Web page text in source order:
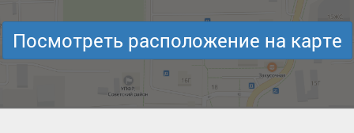
Посмотреть расположение на карте